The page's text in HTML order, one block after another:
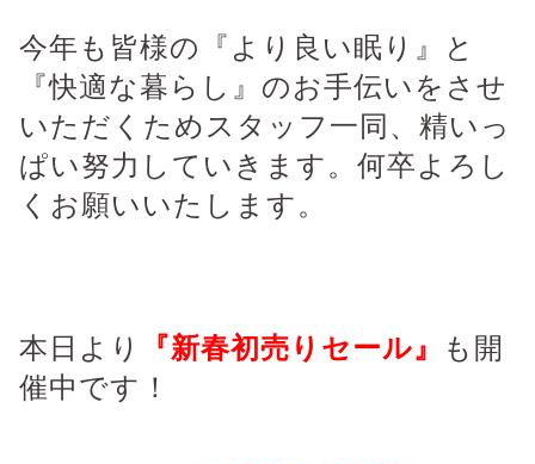
今年も皆様の『より良い眠り』と
『快適な暮らし』のお手伝いをさせ
いただくためスタッフ一同、精いっ
ぱい努力していきます。何卒よろし
くお願いいたします。
本日より 『新春初売りセール』
も開
催中です！